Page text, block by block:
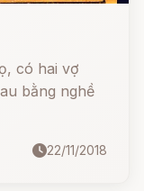
có hai vợ
bằng nghề
22/11/2018